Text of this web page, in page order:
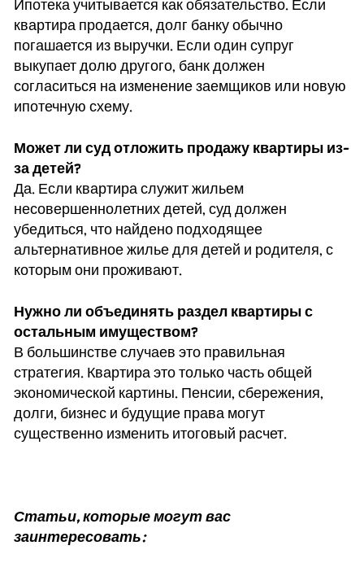
Ипотека учитывается как обязательство. Если
квартира продается, долг банку обычно
погашается из выручки. Если один супруг
выкупает долю другого, банк должен
согласиться на изменение заемщиков или новую
ипотечную схему.
Может ли суд отложить продажу квартиры из-
за детей?
Да. Если квартира служит жильем
несовершеннолетних детей, суд должен
убедиться, что найдено подходящее
альтернативное жилье для детей и родителя, с
которым они проживают.
Нужно ли объединять раздел квартиры с
остальным имуществом?
В большинстве случаев это правильная
стратегия. Квартира это только часть общей
экономической картины. Пенсии, сбережения,
долги, бизнес и будущие права могут
существенно изменить итоговый расчет.
Статьи, которые могут вас
заинтересовать: